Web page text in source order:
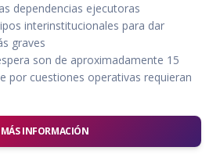
dependencias ejecutoras
interinstitucionales para dar
graves
son de aproximadamente 15
por cuestiones operativas requieran
MÁS INFORMACIÓN